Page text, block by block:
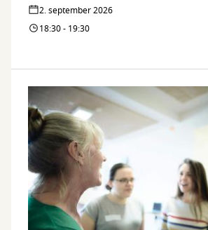
2. september 2026
18:30 - 19:30